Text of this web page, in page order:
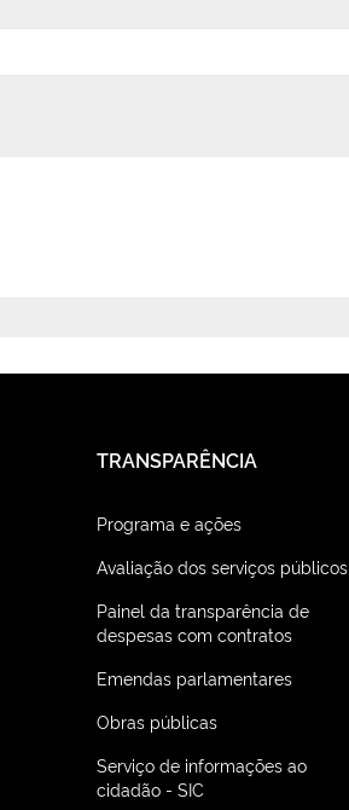
TRANSPARÊNCIA
Programa e ações
Avaliação dos serviços públicos
Painel da transparência de
despesas com contratos
Emendas parlamentares
Obras públicas
Serviço de informações ao
cidadão - SIC